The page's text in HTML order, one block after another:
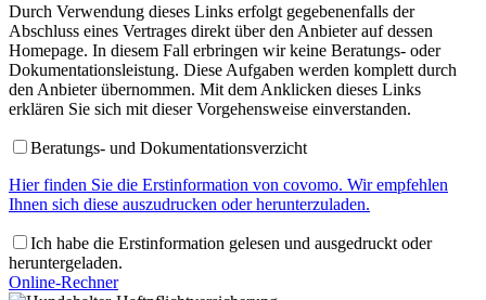
Durch Verwendung dieses Links erfolgt gegebenenfalls der
Abschluss eines Vertrages direkt über den Anbieter auf dessen
Homepage. In diesem Fall erbringen wir keine Beratungs- oder
Dokumentationsleistung. Diese Aufgaben werden komplett durch
den Anbieter übernommen. Mit dem Anklicken dieses Links
erklären Sie sich mit dieser Vorgehensweise einverstanden.
Beratungs- und Dokumentationsverzicht
Hier finden Sie die Erstinformation von covomo. Wir empfehlen
Ihnen sich diese auszudrucken oder herunterzuladen.
Ich habe die Erstinformation gelesen und ausgedruckt oder
heruntergeladen.
Online-Rechner